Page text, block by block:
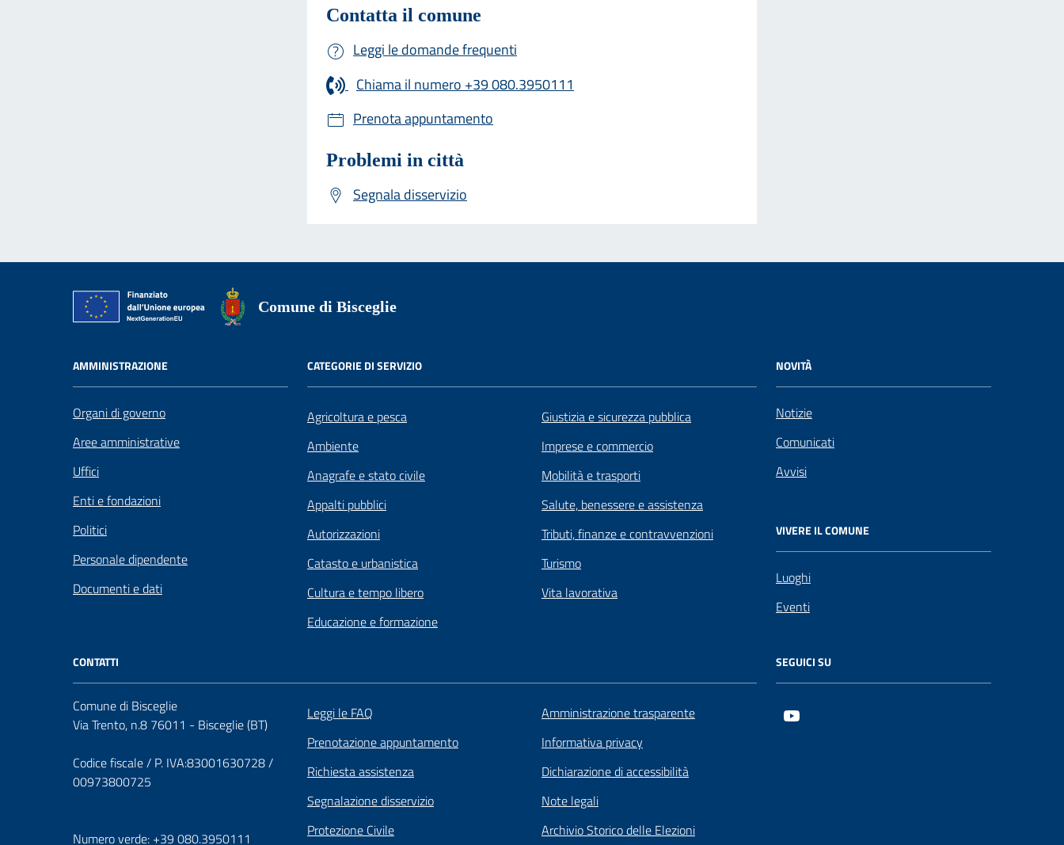
Contatta il comune
Leggi le domande frequenti
Chiama il numero +39 080.3950111
Prenota appuntamento
Problemi in città
Segnala disservizio
Comune di Bisceglie
AMMINISTRAZIONE
Organi di governo
Aree amministrative
Uffici
Enti e fondazioni
Politici
Personale dipendente
Documenti e dati
CATEGORIE DI SERVIZIO
Agricoltura e pesca
Ambiente
Anagrafe e stato civile
Appalti pubblici
Autorizzazioni
Catasto e urbanistica
Cultura e tempo libero
Educazione e formazione
Giustizia e sicurezza pubblica
Imprese e commercio
Mobilità e trasporti
Salute, benessere e assistenza
Tributi, finanze e contravvenzioni
Turismo
Vita lavorativa
NOVITÀ
Notizie
Comunicati
Avvisi
VIVERE IL COMUNE
Luoghi
Eventi
CONTATTI
Comune di Bisceglie
Via Trento, n.8 76011 - Bisceglie (BT)
Codice fiscale / P. IVA:83001630728 /
00973800725
Numero verde: +39 080.3950111
Leggi le FAQ
Prenotazione appuntamento
Richiesta assistenza
Segnalazione disservizio
Protezione Civile
Amministrazione trasparente
Informativa privacy
Dichiarazione di accessibilità
Note legali
Archivio Storico delle Elezioni
SEGUICI SU